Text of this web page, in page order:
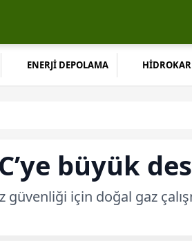
ENERJİ DEPOLAMA
büyük
güvenliği için doğal gaz